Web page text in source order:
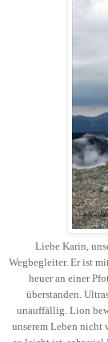
Liebe Karin,
Wegbegleiter. Er ist
heuer an einer
überstanden.
unauffällig. Lion
unserem Leben nicht